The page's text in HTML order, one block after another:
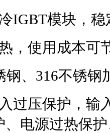
IGBT模块，稳
，使用成本可
、 316不锈钢
过压保护，
电源过热保